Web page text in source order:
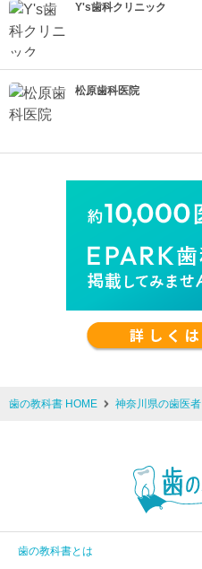
Y's歯科クリニック
松原歯科医院
歯の教科書 HOME 神奈川県の歯医者
歯の教科書とは